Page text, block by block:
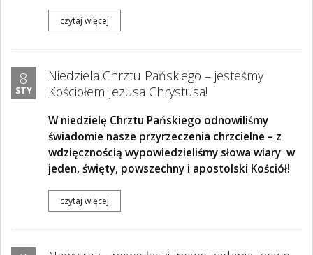
czytaj więcej
8
STY
Niedziela Chrztu Pańskiego – jesteśmy
Kościołem Jezusa Chrystusa!
W niedzielę Chrztu Pańskiego odnowiliśmy
świadomie nasze przyrzeczenia chrzcielne – z
wdzięcznością wypowiedzieliśmy słowa wiary w
jeden, święty, powszechny i apostolski Kościół!
czytaj więcej